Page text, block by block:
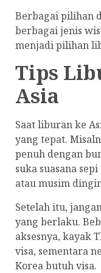
Berbagai pilihan
berbagai jenis
menjadi pilihan
Tips
Asia
Saat liburan ke
yang tepat.
penuh dengan
suka suasana
atau musim
Setelah itu,
yang berlaku.
aksesnya, kayak
visa, sementara
Korea butuh visa.